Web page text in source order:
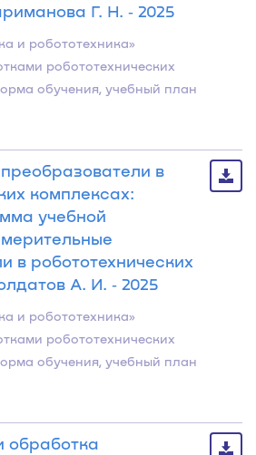
Г. Н. ‐ 2025
и робототехника»
робототехнических
обучения, учебный план
в
комплексах:
учебной
в робототехнических
А. И. ‐ 2025
и робототехника»
робототехнических
обучения, учебный план
обработка